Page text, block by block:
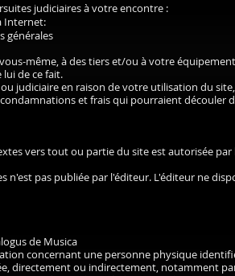
judiciaires à votre encontre :
Internet:
générales
même, à des tiers et/ou à votre
de ce fait.
judiciaire en raison de votre utilisation du
et frais qui pourraient découler
vers tout ou partie du site est autorisée
n'est pas publiée par l'éditeur. L'éditeur ne
de Musica
concernant une personne physique
directement ou indirectement, notamment